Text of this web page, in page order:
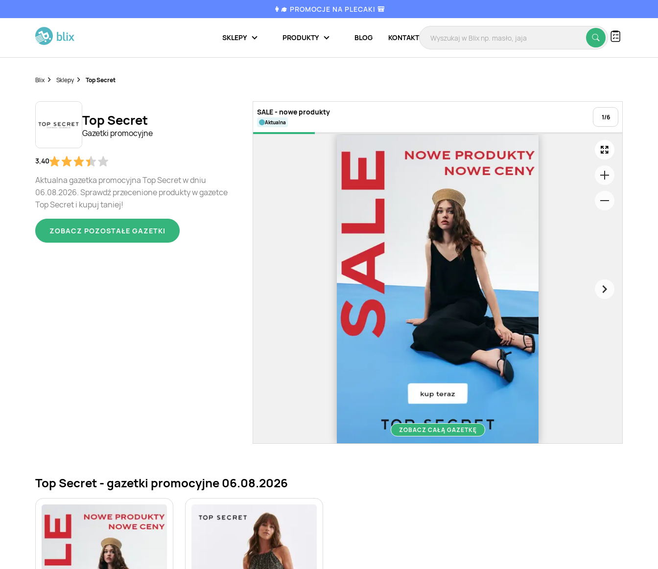
👩‍🎓 PROMOCJE NA PLECAKI 🎒
SKLEPY PRODUKTY BLOG KONTAKT
Blix Sklepy Top Secret
Top Secret
Gazetki promocyjne
3,40
Aktualna gazetka promocyjna Top Secret w dniu
06.08.2026. Sprawdź przecenione produkty w gazetce
Top Secret i kupuj taniej!
ZOBACZ POZOSTAŁE GAZETKI
SALE - nowe produkty
aktualna
1/6
ZOBACZ CAŁĄ GAZETKĘ
Top Secret - gazetki promocyjne 06.08.2026